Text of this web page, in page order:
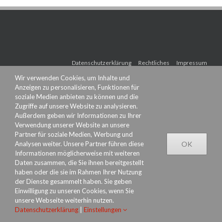
Datenschutzerklärung Rechtliches Impressum
Wir verwenden Cookies, um Inhalte und
Anzeigen zu personalisieren, Funktionen für
soziale Medien anbieten zu können und die
Zugriffe auf unsere Website zu analysieren.
Außerdem geben wir Informationen zu Ihrer
Verwendung unserer Website an unsere
Partner für soziale Medien, Werbung und
Analysen weiter. Unsere Partner führen diese
Informationen möglicherweise mit weiteren
Daten zusammen, die Sie ihnen bereitgestellt
haben oder die sie im Rahmen Ihrer Nutzung
der Dienste gesammelt haben. Sie geben
Einwilligung zu unseren Cookies, wenn Sie
unsere Webseite weiterhin nutzen.
Datenschutzerklärung
Einstellungen
OK